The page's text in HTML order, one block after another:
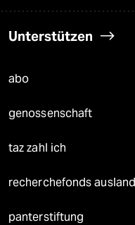
Unterstützen
abo
genossenschaft
taz zahl ich
recherchefonds ausland
panterstiftung